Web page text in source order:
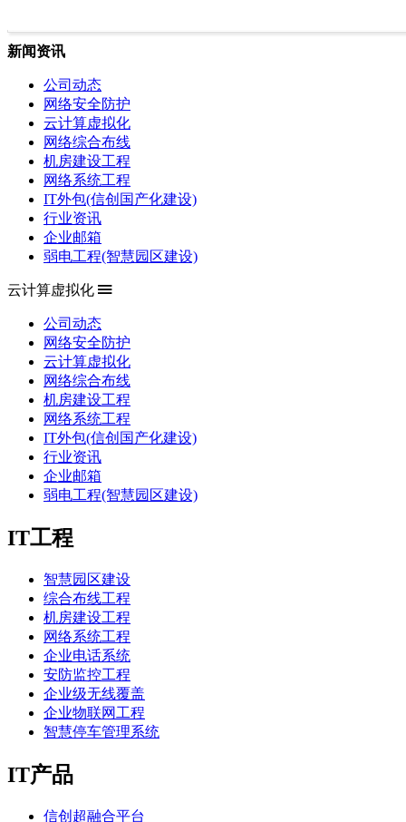
新闻资讯
公司动态
网络安全防护
云计算虚拟化
网络综合布线
机房建设工程
网络系统工程
IT外包(信创国产化建设)
行业资讯
企业邮箱
弱电工程(智慧园区建设)
云计算虚拟化
公司动态
网络安全防护
云计算虚拟化
网络综合布线
机房建设工程
网络系统工程
IT外包(信创国产化建设)
行业资讯
企业邮箱
弱电工程(智慧园区建设)
IT工程
智慧园区建设
综合布线工程
机房建设工程
网络系统工程
企业电话系统
安防监控工程
企业级无线覆盖
企业物联网工程
智慧停车管理系统
IT产品
信创超融合平台